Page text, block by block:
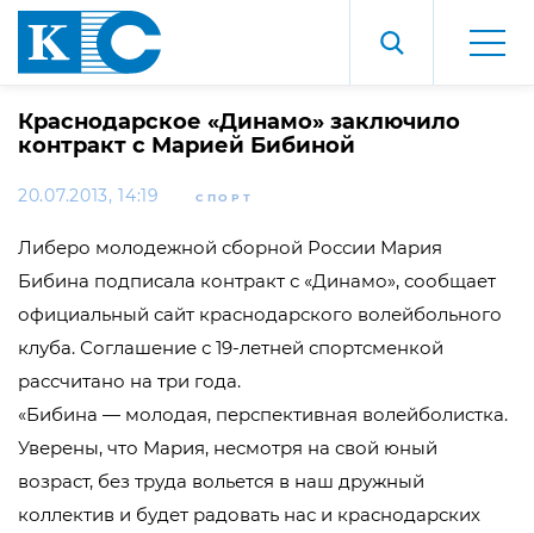
Краснодарское «Динамо» заключило
контракт с Марией Бибиной
20.07.2013, 14:19 СПОРТ
Либеро молодежной сборной России Мария
Бибина подписала контракт с «Динамо», сообщает
официальный сайт краснодарского волейбольного
клуба. Соглашение с 19-летней спортсменкой
рассчитано на три года.
«Бибина — молодая, перспективная волейболистка.
Уверены, что Мария, несмотря на свой юный
возраст, без труда вольется в наш дружный
коллектив и будет радовать нас и краснодарских